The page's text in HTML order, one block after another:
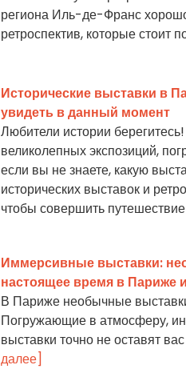
региона Иль-де-Франс
ретроспектив, которые стоит
Исторические выставки в
увидеть в данный момент
Любители истории
великолепных экспозиций,
если вы не знаете, какую
исторических выставок и
чтобы совершить
Иммерсивные выставки:
настоящее время в
В Париже необычные
Погружающие в атмосферу,
выставки точно не оставят
далее]